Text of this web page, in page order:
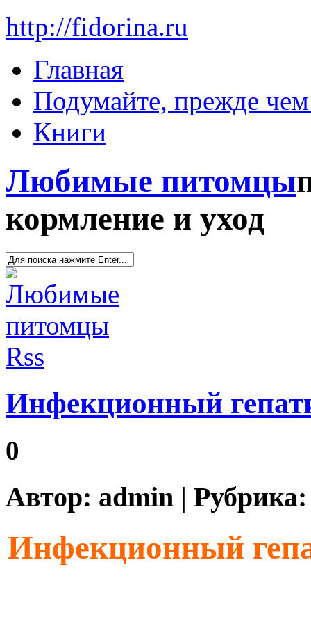
http://fidorina.ru
Главная
Подумайте, прежде чем
Книги
Любимые питомцы
кормление и уход
Инфекционный
0
Автор: admin |
Инфекционный